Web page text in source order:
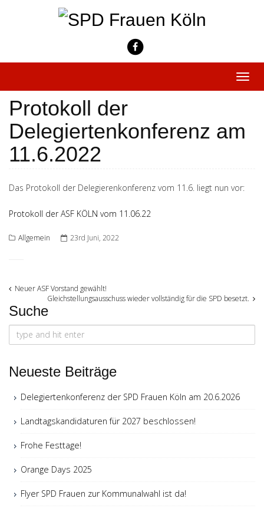
Toggle
Protokoll der
Delegiertenkonferenz am
11.6.2022
Das Protokoll der Delegierenkonferenz vom 11.6. liegt nun vor:
Protokoll der ASF KÖLN vom 11.06.22
Allgemein 23rd Juni, 2022
Post
navigation
Neuer ASF Vorstand gewählt!
Gleichstellungsausschuss wieder vollständig für die SPD besetzt.
Suche
Search
for:
Neueste Beiträge
Delegiertenkonferenz der SPD Frauen Köln am 20.6.2026
Landtagskandidaturen für 2027 beschlossen!
Frohe Festtage!
Orange Days 2025
Flyer SPD Frauen zur Kommunalwahl ist da!